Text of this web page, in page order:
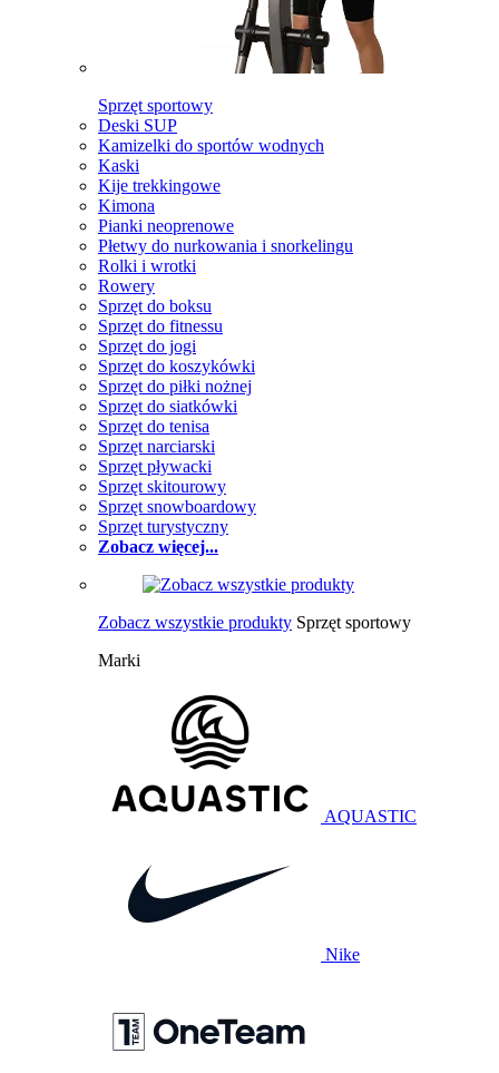
Sprzęt sportowy
Deski SUP
Kamizelki do sportów wodnych
Kaski
Kije trekkingowe
Kimona
Pianki neoprenowe
Płetwy do nurkowania i snorkelingu
Rolki i wrotki
Rowery
Sprzęt do boksu
Sprzęt do fitnessu
Sprzęt do jogi
Sprzęt do koszykówki
Sprzęt do piłki nożnej
Sprzęt do siatkówki
Sprzęt do tenisa
Sprzęt narciarski
Sprzęt pływacki
Sprzęt skitourowy
Sprzęt snowboardowy
Sprzęt turystyczny
Zobacz więcej...
Zobacz wszystkie produkty Sprzęt sportowy
Marki
AQUASTIC
Nike